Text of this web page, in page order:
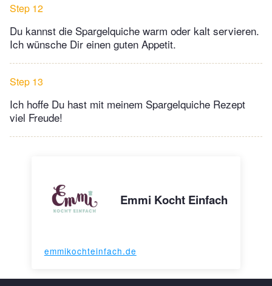
Step 12
Du kannst die Spargelquiche warm oder kalt servieren.
Ich wünsche Dir einen guten Appetit.
Step 13
Ich hoffe Du hast mit meinem Spargelquiche Rezept
viel Freude!
Emmi Kocht Einfach
emmikochteinfach.de